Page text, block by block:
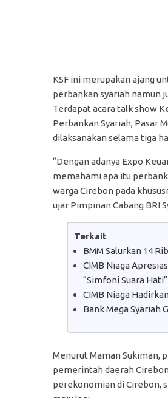
KSF ini merupakan ajang
perbankan syariah namun
Terdapat acara talk show
Perbankan Syariah, Pasar
dilaksanakan selama tiga
“Dengan adanya Expo
memahami apa itu
warga Cirebon pada
ujar Pimpinan Cabang BRI
Terkait
BMM Salurkan 14
CIMB Niaga
“Simfoni Suara Hati”
CIMB Niaga
Bank Mega Syariah
Menurut Maman Sukiman,
pemerintah daerah
perekonomian di Cirebon,